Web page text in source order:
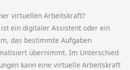
virtuellen Arbeitskraft?
ist ein digitaler Assistent oder ein
das bestimmte Aufgaben
übernimmt. Im Unterschied
kann eine virtuelle Arbeitskraft